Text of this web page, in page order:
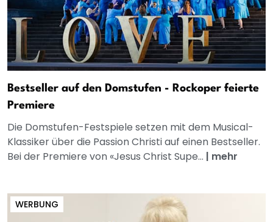
Bestseller auf den Domstufen - Rockoper feierte
Premiere
Die Domstufen-Festspiele setzen mit dem Musical-
Klassiker über die Passion Christi auf einen Bestseller.
Bei der Premiere von «Jesus Christ Supe... | mehr
WERBUNG